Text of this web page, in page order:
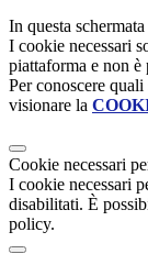
In questa
I cookie necessari
piattaforma e non
Per conoscere
visionare la
Cookie necessari
I cookie necessari
disabilitati. È
policy.